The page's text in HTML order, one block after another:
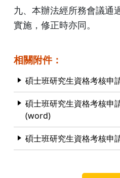
九、本辦法經所務會議通
實施，修正時亦同。
相關附件：
碩士班研究生資格考核申
碩士班研究生資格考核申
(word)
碩士班研究生資格考核申